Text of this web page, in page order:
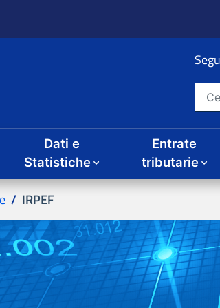
Dati e Entrate
IRPEF